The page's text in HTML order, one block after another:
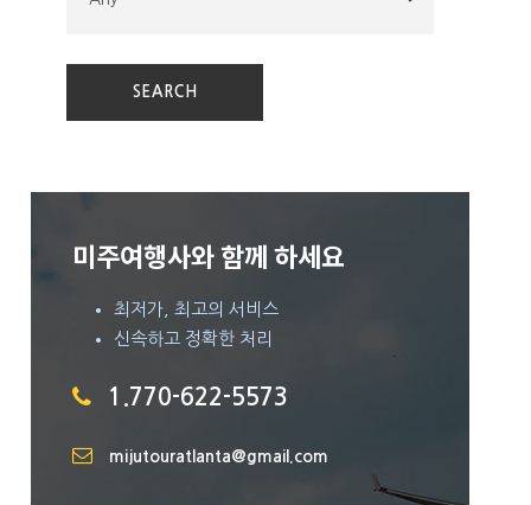
미주여행사와 함께 하세요
최저가, 최고의 서비스
신속하고 정확한 처리
1.770-622-5573
mijutouratlanta@gmail.com